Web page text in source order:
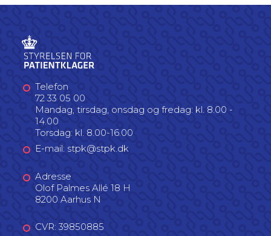
Telefon
72 33 05 00
Mandag, tirsdag, onsdag og fredag: kl. 8.00 -
14.00
Torsdag: kl. 8.00-16.00
E-mail: stpk@stpk.dk
Adresse
Olof Palmes Allé 18 H
8200 Aarhus N
CVR: 39850885